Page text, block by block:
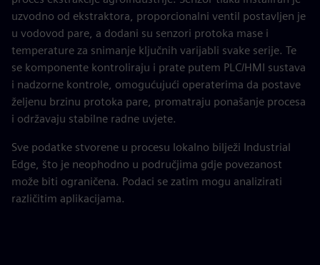
uzvodno od ekstraktora, proporcionalni ventil postavljen je
u vodovod pare, a dodani su senzori protoka mase i
temperature za snimanje ključnih varijabli svake serije. Te
se komponente kontroliraju i prate putem PLC/HMI sustava
i nadzorne kontrole, omogućujući operaterima da postave
željenu brzinu protoka pare, promatraju ponašanje procesa
i održavaju stabilne radne uvjete.
Sve podatke stvorene u procesu lokalno bilježi Industrial
Edge, što je neophodno u područjima gdje povezanost
može biti ograničena. Podaci se zatim mogu analizirati
različitim aplikacijama.